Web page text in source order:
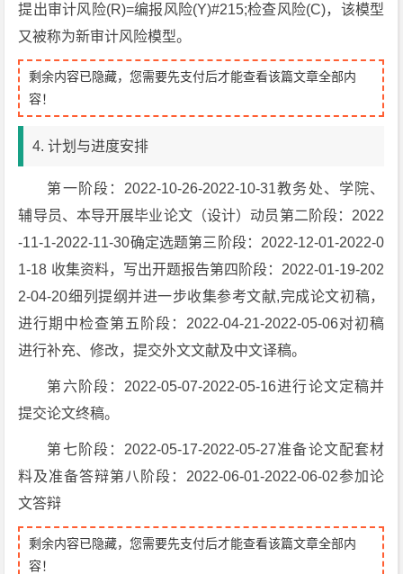
提出审计风险(R)=编报风险(Y)#215;检查风险(C)，该模型
又被称为新审计风险模型。
剩余内容已隐藏，您需要先支付后才能查看该篇文章全部内
容！
4. 计划与进度安排
第一阶段：2022-10-26-2022-10-31教务处、学院、
辅导员、本导开展毕业论文（设计）动员第二阶段：2022
-11-1-2022-11-30确定选题第三阶段：2022-12-01-2022-0
1-18 收集资料，写出开题报告第四阶段：2022-01-19-202
2-04-20细列提纲并进一步收集参考文献,完成论文初稿，
进行期中检查第五阶段：2022-04-21-2022-05-06对初稿
进行补充、修改，提交外文文献及中文译稿。
第六阶段：2022-05-07-2022-05-16进行论文定稿并
提交论文终稿。
第七阶段：2022-05-17-2022-05-27准备论文配套材
料及准备答辩第八阶段：2022-06-01-2022-06-02参加论
文答辩
剩余内容已隐藏，您需要先支付后才能查看该篇文章全部内
容！